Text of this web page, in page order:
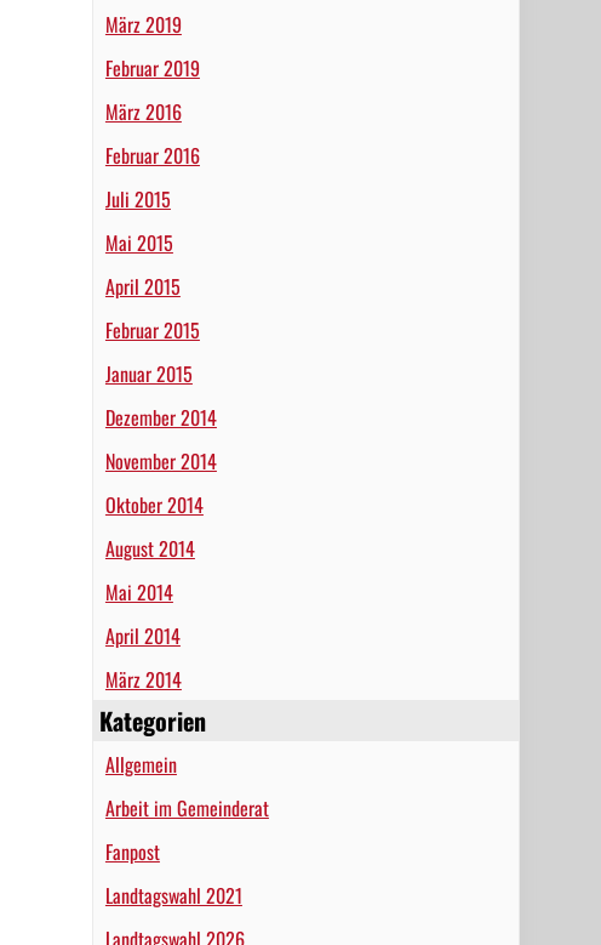
März 2019
Februar 2019
März 2016
Februar 2016
Juli 2015
Mai 2015
April 2015
Februar 2015
Januar 2015
Dezember 2014
November 2014
Oktober 2014
August 2014
Mai 2014
April 2014
März 2014
Kategorien
Allgemein
Arbeit im Gemeinderat
Fanpost
Landtagswahl 2021
Landtagswahl 2026